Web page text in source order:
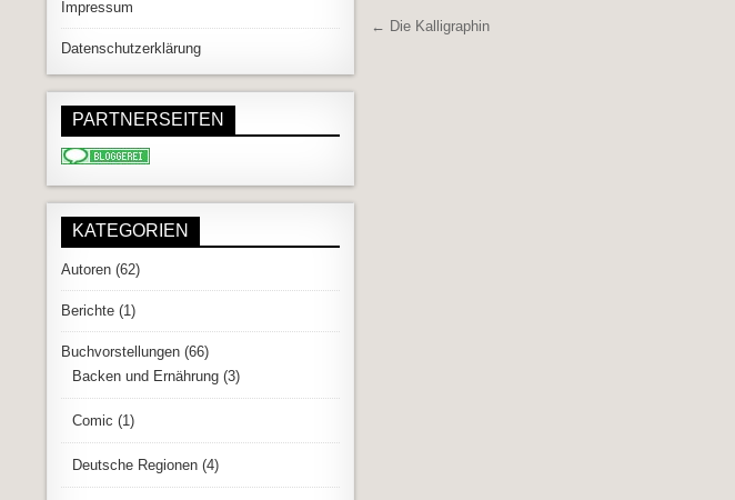
Beitragsnavigation
← Die Kalligraphin
Impressum
Datenschutzerklärung
PARTNERSEITEN
KATEGORIEN
Autoren (62)
Berichte (1)
Buchvorstellungen (66)
Backen und Ernährung (3)
Comic (1)
Deutsche Regionen (4)